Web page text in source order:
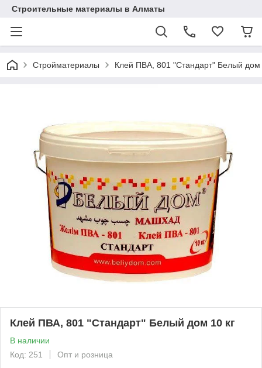
Строительные материалы в Алматы
Стройматериалы Клей ПВА, 801 "Стандарт" Белый дом
Клей ПВА, 801 "Стандарт" Белый дом 10 кг
В наличии
Код: 251
Опт и розница